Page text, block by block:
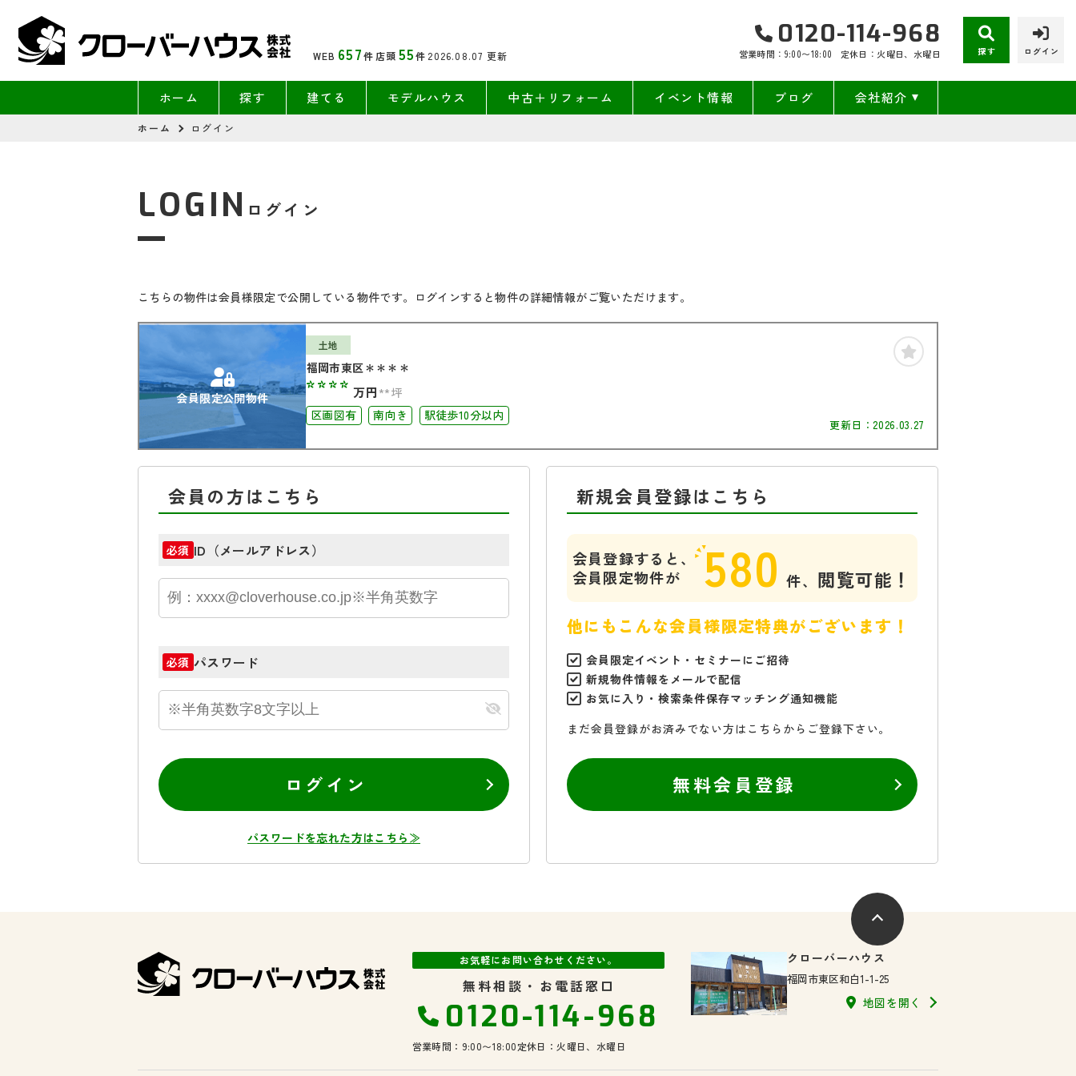
WEB 657件 店頭 55件 2026.08.07 更新
0120-114-968
営業時間：9:00〜18:00 定休日：火曜日、水曜日 探す ログイン
ホーム 探す 建てる モデルハウス 中古＋リフォーム イベント情報 ブログ 会社紹介
ホーム ログイン
ログイン
LOGIN
こちらの物件は会員様限定で公開している物件です。ログインすると物件の詳細情報がご覧いただけます。
会員限定公開物件
土地
福岡市東区＊＊＊＊
**** 万円 **坪
区画図有
南向き 駅徒歩10分以内
更新日：2026.03.27
会員の方はこちら
必須 ID（メールアドレス）
必須 パスワード
ログイン
パスワードを忘れた方はこちら≫
新規会員登録はこちら
会員登録すると、
会員限定物件が
580 件、 閲覧可能！
他にもこんな会員様限定特典がございます！
会員限定イベント・セミナーにご招待
新規物件情報をメールで配信
お気に入り・検索条件保存マッチング通知機能
まだ会員登録がお済みでない方はこちらからご登録下さい。
無料会員登録
お気軽にお問い合わせください。
無料相談・お電話窓口
0120-114-968
営業時間：9:00〜18:00定休日：火曜日、水曜日
クローバーハウス
福岡市東区和白1-1-25
地図を開く